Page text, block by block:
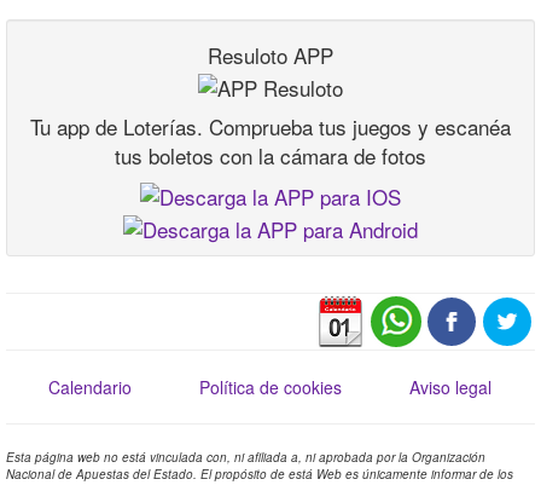
Resuloto APP
Tu app de Loterías. Comprueba tus juegos y escanéa
tus boletos con la cámara de fotos
Calendario Política de cookies Aviso legal
Esta página web no está vinculada con, ni afiliada a, ni aprobada por la Organización
Nacional de Apuestas del Estado. El propósito de está Web es únicamente informar de los